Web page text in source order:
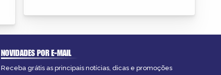
NOVIDADES POR E-MAIL
Receba grátis as principais notícias, dicas e promoções